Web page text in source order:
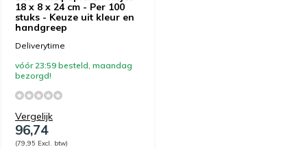
18 x 8 x 24 cm - Per 100
stuks - Keuze uit kleur en
handgreep
Deliverytime
vóór 23:59 besteld, maandag
bezorgd!
Vergelijk
96,74
(79,95 Excl. btw)